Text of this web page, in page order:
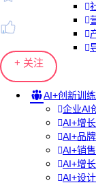
AI+创新训
企业AI
AI+增
AI+品
AI+销
AI+增
AI+设
+ 关注